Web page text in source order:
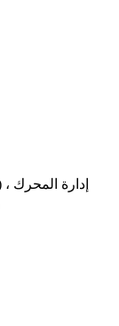
نظام الفرامل المانعة للانغلاق (ABS) ، إدارة المحرك